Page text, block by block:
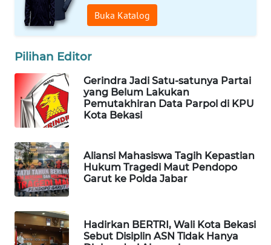
Buka Katalog
Pilihan Editor
Gerindra Jadi Satu-satunya Partai
yang Belum Lakukan
Pemutakhiran Data Parpol di KPU
Kota Bekasi
Aliansi Mahasiswa Tagih Kepastian
Hukum Tragedi Maut Pendopo
Garut ke Polda Jabar
Hadirkan BERTRI, Wali Kota Bekasi
Sebut Disiplin ASN Tidak Hanya
MAWAKA
ID
MARTABAT
PLN
WATCH
MKLI
LPKKI
LKKI
KOPEKLIN